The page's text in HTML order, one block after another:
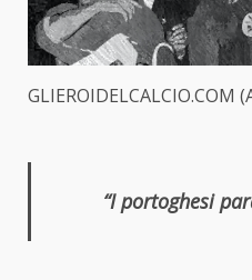
GLIEROIDELCALCIO.COM
“I portoghesi